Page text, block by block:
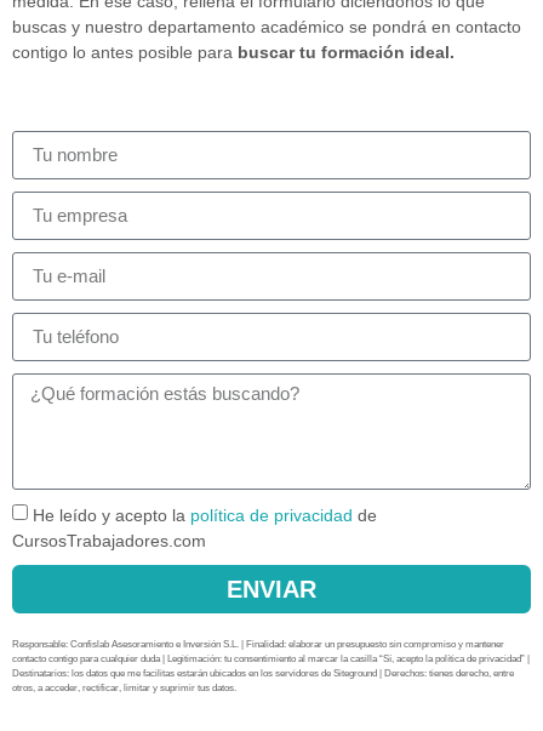
buscas y nuestro departamento académico se pondrá en contacto
contigo lo antes posible para buscar tu formación ideal.
He leído y acepto la política de privacidad de
CursosTrabajadores.com
ENVIAR
Responsable: Confislab Asesoramiento e Inversión S.L. | Finalidad: elaborar un presupuesto sin compromiso y mantener
contacto contigo para cualquier duda | Legitimación: tu consentimiento al marcar la casilla “Sí, acepto la política de privacidad” |
Destinatarios: los datos que me facilitas estarán ubicados en los servidores de Siteground | Derechos: tienes derecho, entre
otros, a acceder, rectificar, limitar y suprimir tus datos.